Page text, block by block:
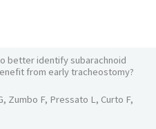
better identify subarachnoid
from early tracheostomy?
Zumbo F, Pressato L, Curto F,